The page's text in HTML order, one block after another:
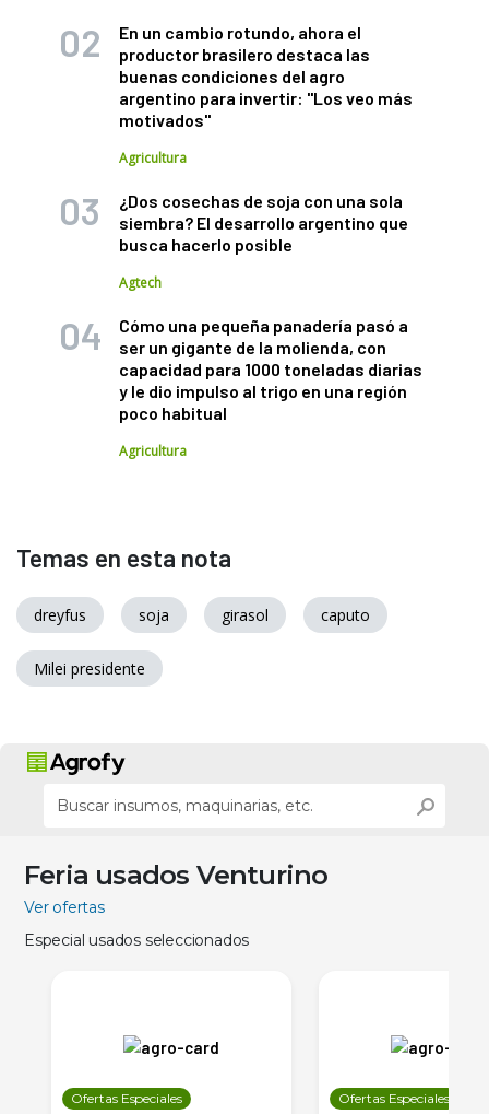
En un cambio rotundo, ahora el
productor brasilero destaca las
buenas condiciones del agro
argentino para invertir: "Los veo más
motivados"
Agricultura
¿Dos cosechas de soja con una sola
siembra? El desarrollo argentino que
busca hacerlo posible
Agtech
Cómo una pequeña panadería pasó a
ser un gigante de la molienda, con
capacidad para 1000 toneladas diarias
y le dio impulso al trigo en una región
poco habitual
Agricultura
Temas en esta nota
dreyfus soja girasol caputo
Milei presidente
Feria usados Venturino
Ver ofertas
Especial usados seleccionados
Ofertas Especiales Ofertas Especiales